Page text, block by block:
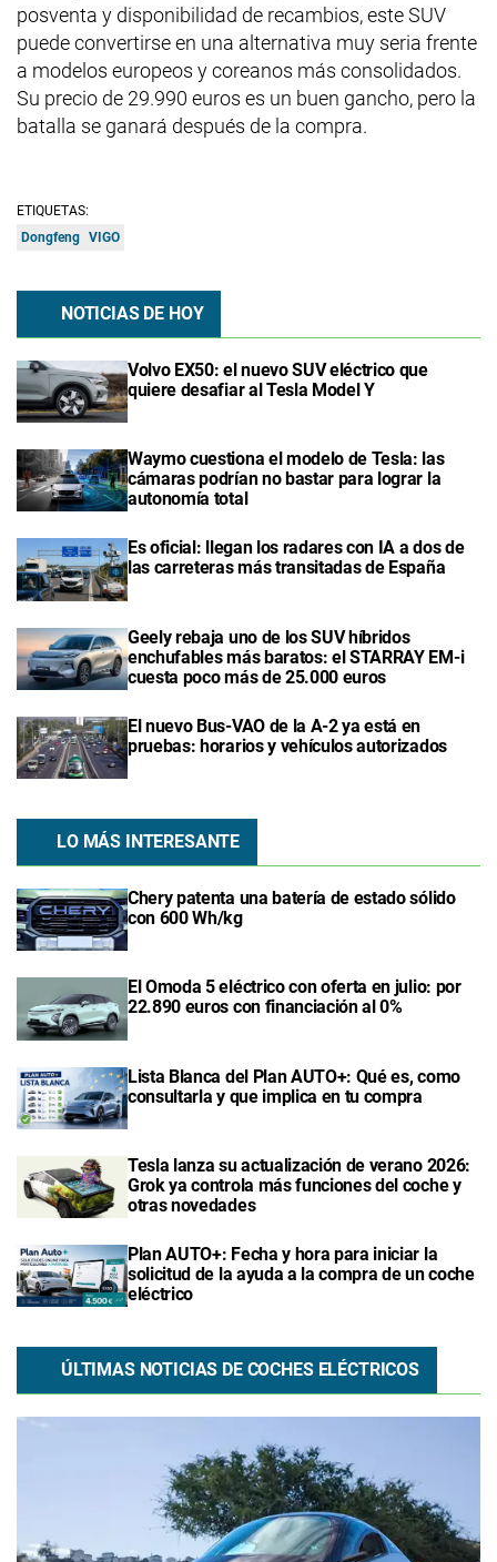
posventa y disponibilidad de recambios, este SUV
puede convertirse en una alternativa muy seria frente
a modelos europeos y coreanos más consolidados.
Su precio de 29.990 euros es un buen gancho, pero la
batalla se ganará después de la compra.
ETIQUETAS:
Dongfeng VIGO
NOTICIAS DE HOY
Volvo EX50: el nuevo SUV eléctrico que
quiere desafiar al Tesla Model Y
Waymo cuestiona el modelo de Tesla: las
cámaras podrían no bastar para lograr la
autonomía total
Es oficial: llegan los radares con IA a dos de
las carreteras más transitadas de España
Geely rebaja uno de los SUV híbridos
enchufables más baratos: el STARRAY EM-i
cuesta poco más de 25.000 euros
El nuevo Bus-VAO de la A-2 ya está en
pruebas: horarios y vehículos autorizados
LO MÁS INTERESANTE
Chery patenta una batería de estado sólido
con 600 Wh/kg
El Omoda 5 eléctrico con oferta en julio: por
22.890 euros con financiación al 0%
Lista Blanca del Plan AUTO+: Qué es, como
consultarla y que implica en tu compra
Tesla lanza su actualización de verano 2026:
Grok ya controla más funciones del coche y
otras novedades
Plan AUTO+: Fecha y hora para iniciar la
solicitud de la ayuda a la compra de un coche
eléctrico
ÚLTIMAS NOTICIAS DE COCHES ELÉCTRICOS